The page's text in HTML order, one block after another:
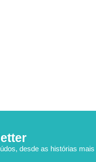
desde as histórias